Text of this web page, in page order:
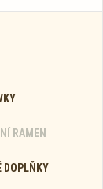
RAMEN
DOPLŇKY